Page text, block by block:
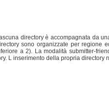
directory è accompagnata da
sono organizzate per
a 2). La modalità submitter-
L inserimento della propria directory